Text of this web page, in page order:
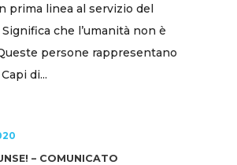
prima linea al servizio del
che l’umanità non è
persone rappresentano
di...
– COMUNICATO